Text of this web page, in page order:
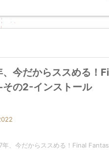
今だからススめる！
の2-インストール
年、今だからススめる！Final